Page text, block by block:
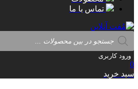
تماس با ما
Products
search
ورود کاربری
0
سبد خرید